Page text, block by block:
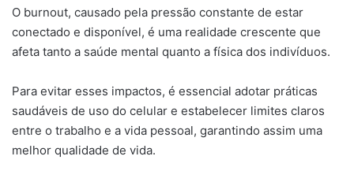
O burnout, causado pela pressão constante de estar
conectado e disponível, é uma realidade crescente que
afeta tanto a saúde mental quanto a física dos indivíduos.
Para evitar esses impactos, é essencial adotar práticas
saudáveis de uso do celular e estabelecer limites claros
entre o trabalho e a vida pessoal, garantindo assim uma
melhor qualidade de vida.